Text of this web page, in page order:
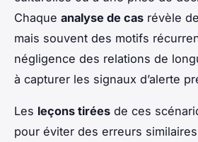
Chaque analyse de cas révèle
mais souvent des motifs
négligence des relations de
à capturer les signaux d’alerte
Les leçons tirées de ces
pour éviter des erreurs similaires